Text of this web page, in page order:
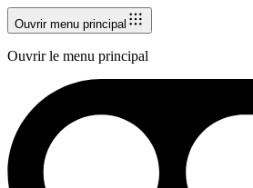
Ouvrir menu principal
Ouvrir le menu principal